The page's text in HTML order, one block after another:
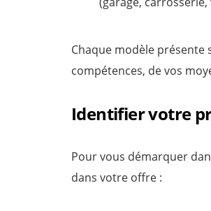
Chaque modèle présente
compétences, de vos
Identifier votre
Pour vous démarquer
dans votre offre :